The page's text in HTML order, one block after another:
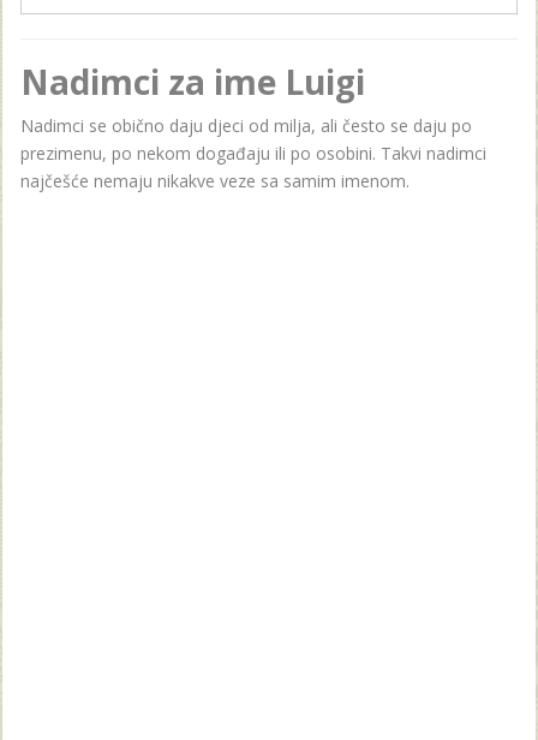
Nadimci za ime Luigi
Nadimci se obično daju djeci od milja, ali često se daju po
prezimenu, po nekom događaju ili po osobini. Takvi nadimci
najčešće nemaju nikakve veze sa samim imenom.